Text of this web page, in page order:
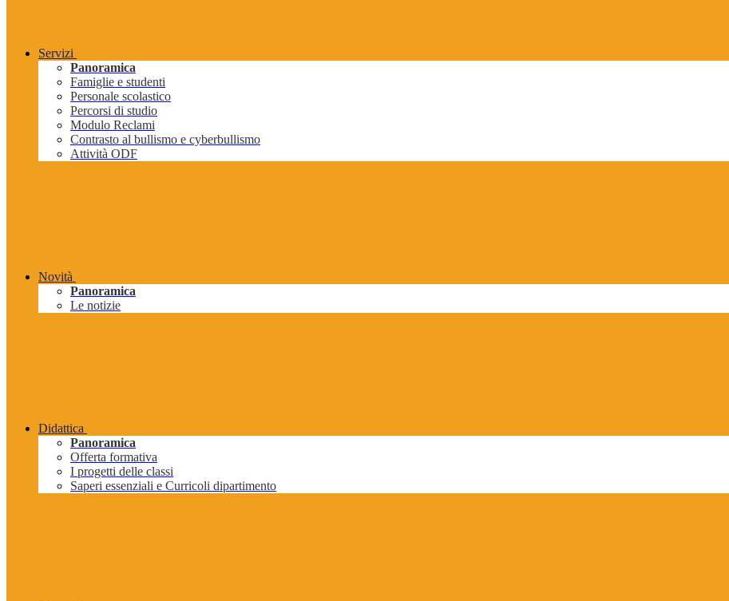
Servizi
Panoramica
Famiglie e studenti
Personale scolastico
Percorsi di studio
Modulo Reclami
Contrasto al bullismo e cyberbullismo
Attività ODF
Novità
Panoramica
Le notizie
Didattica
Panoramica
Offerta formativa
I progetti delle classi
Saperi essenziali e Curricoli dipartimento